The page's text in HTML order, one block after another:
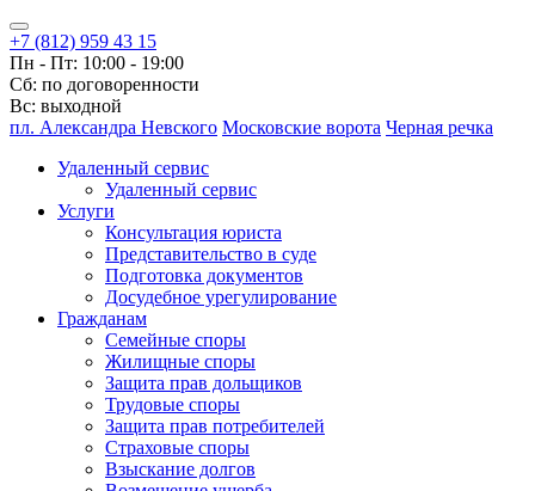
+7 (812) 959 43 15
Пн - Пт: 10:00 - 19:00
Сб: по договоренности
Вс: выходной
пл. Александра Невского Московские ворота Черная речка
Удаленный сервис
Удаленный сервис
Услуги
Консультация юриста
Представительство в суде
Подготовка документов
Досудебное урегулирование
Гражданам
Семейные споры
Жилищные споры
Защита прав дольщиков
Трудовые споры
Защита прав потребителей
Страховые споры
Взыскание долгов